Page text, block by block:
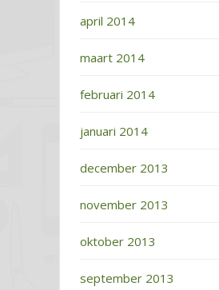
april 2014
maart 2014
februari 2014
januari 2014
december 2013
november 2013
oktober 2013
september 2013